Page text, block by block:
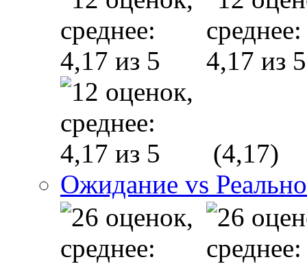
(4,17)
Ожидание vs